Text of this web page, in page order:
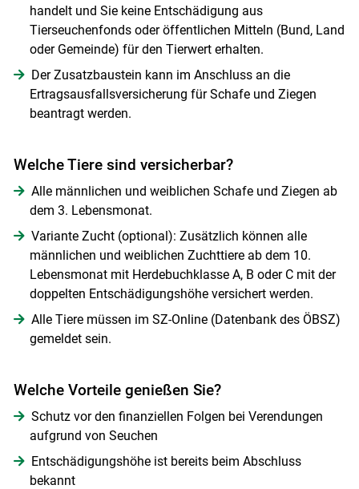
handelt und Sie keine Entschädigung aus
Tierseuchenfonds oder öffentlichen Mitteln (Bund, Land
oder Gemeinde) für den Tierwert erhalten.
Der Zusatzbaustein kann im Anschluss an die
Ertragsausfallsversicherung für Schafe und Ziegen
beantragt werden.
Welche Tiere sind versicherbar?
Alle männlichen und weiblichen Schafe und Ziegen ab
dem 3. Lebensmonat.
Variante Zucht (optional): Zusätzlich können alle
männlichen und weiblichen Zuchttiere ab dem 10.
Lebensmonat mit Herdebuchklasse A, B oder C mit der
doppelten Entschädigungshöhe versichert werden.
Alle Tiere müssen im SZ-Online (Datenbank des ÖBSZ)
gemeldet sein.
Welche Vorteile genießen Sie?
Schutz vor den finanziellen Folgen bei Verendungen
aufgrund von Seuchen
Entschädigungshöhe ist bereits beim Abschluss
bekannt